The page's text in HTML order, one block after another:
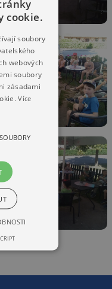
cookie.
soubory
webových
soubory
zásadami
Více